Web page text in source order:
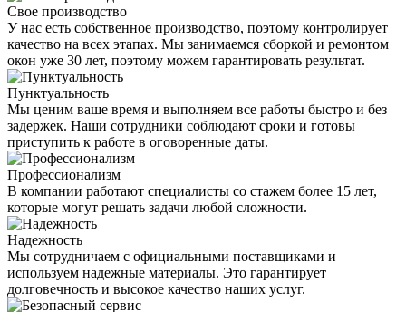
Свое производство
У нас есть собственное производство, поэтому контролирует
качество на всех этапах. Мы занимаемся сборкой и ремонтом
окон уже 30 лет, поэтому можем гарантировать результат.
Пунктуальность
Мы ценим ваше время и выполняем все работы быстро и без
задержек. Наши сотрудники соблюдают сроки и готовы
приступить к работе в оговоренные даты.
Профессионализм
В компании работают специалисты со стажем более 15 лет,
которые могут решать задачи любой сложности.
Надежность
Мы сотрудничаем с официальными поставщиками и
используем надежные материалы. Это гарантирует
долговечность и высокое качество наших услуг.